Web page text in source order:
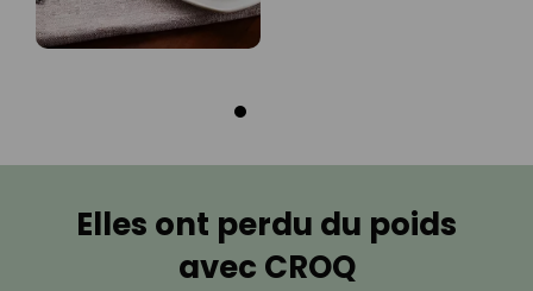
Elles ont perdu du poids
avec CROQ